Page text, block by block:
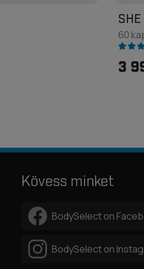
60
3
Kövess minket
BodySelect on
BodySelect on